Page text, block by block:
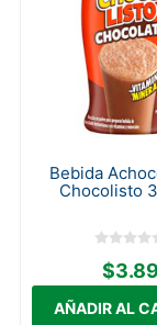
Bebida
Chocolisto
$3.89